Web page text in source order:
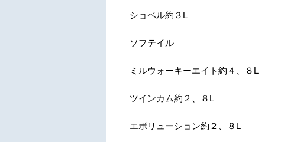
ショベル約３L
ソフテイル
ミルウォーキーエイト約４、８L
ツインカム約２、８L
エボリューション約２、８L